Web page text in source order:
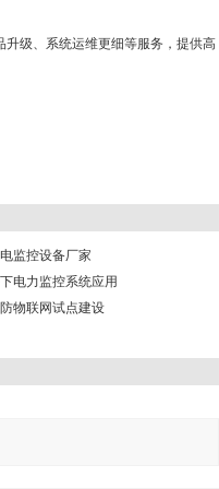
级、系统运维更细等服务，提供高
监控设备厂家
电力监控系统应用
物联网试点建设